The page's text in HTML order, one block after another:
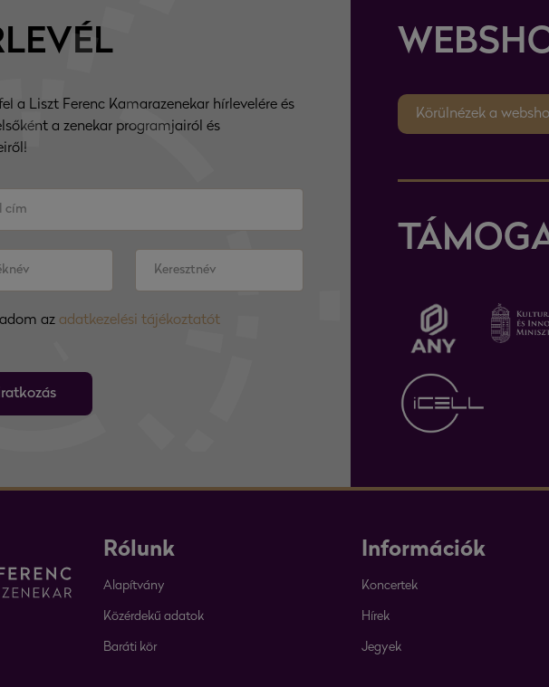
a Liszt Ferenc Kamarazenekar hírlevelére és
a zenekar programjairól és
az adatkezelési tájékoztatót
Körülnézek a
Rólunk
Alapítvány
Közérdekű adatok
Baráti kör
Információk
Koncertek
Hírek
Jegyek